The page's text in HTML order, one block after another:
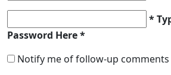
*
Password Here *
Notify me of follow-up comments